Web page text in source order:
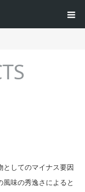
としてのマイナス要因
味の秀逸さによると